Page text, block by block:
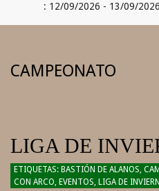
: 12/09/2026 - 13/09/
CAMPEONATO
LIGA DE
2018-
12-
BASTIÓN DE ALANOS,
CON ARCO, EVENTOS, LIGA DE